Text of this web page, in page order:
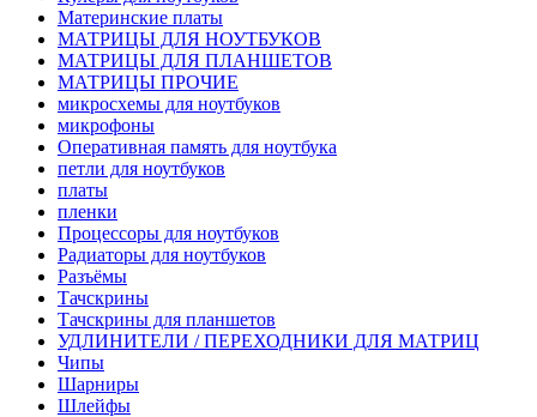
Материнские платы
МАТРИЦЫ ДЛЯ НОУТБУКОВ
МАТРИЦЫ ДЛЯ ПЛАНШЕТОВ
МАТРИЦЫ ПРОЧИЕ
микросхемы для ноутбуков
микрофоны
Оперативная память для ноутбука
петли для ноутбуков
платы
пленки
Процессоры для ноутбуков
Радиаторы для ноутбуков
Разъёмы
Тачскрины
Тачскрины для планшетов
УДЛИНИТЕЛИ / ПЕРЕХОДНИКИ ДЛЯ МАТРИЦ
Чипы
Шарниры
Шлейфы